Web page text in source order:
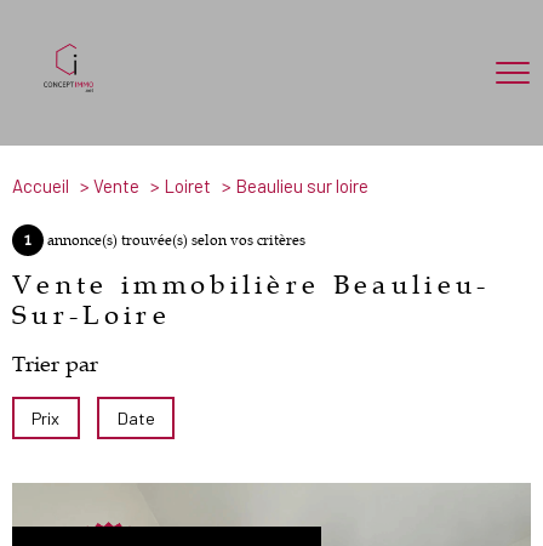
Accueil Vente Loiret Beaulieu sur loire
1 annonce(s) trouvée(s) selon vos critères
Vente immobilière Beaulieu-
Sur-Loire
Trier par
Prix Date